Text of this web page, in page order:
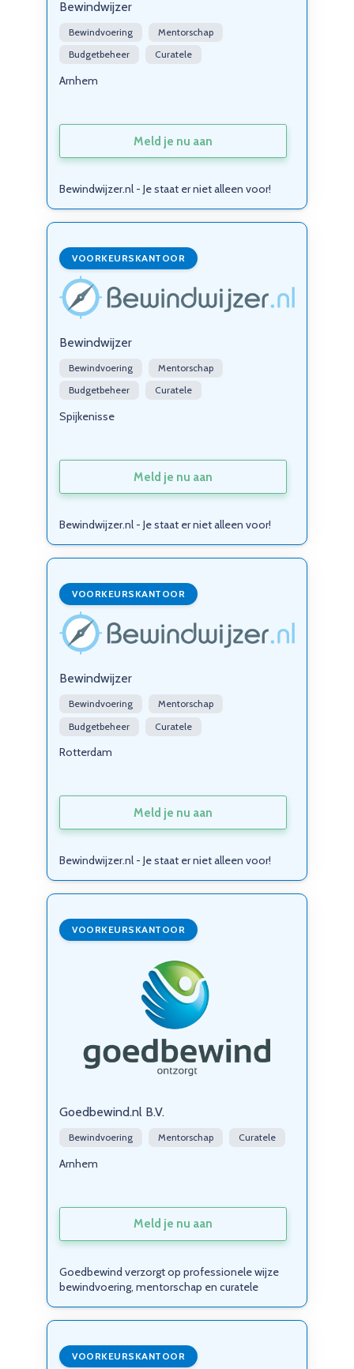
Bewindwijzer
Bewindvoering
Mentorschap
Budgetbeheer
Curatele
Arnhem
Meld je nu aan
Bewindwijzer.nl - Je staat er niet alleen voor!
VOORKEURSKANTOOR
Bewindwijzer
Bewindvoering
Mentorschap
Budgetbeheer
Curatele
Spijkenisse
Meld je nu aan
Bewindwijzer.nl - Je staat er niet alleen voor!
VOORKEURSKANTOOR
Bewindwijzer
Bewindvoering
Mentorschap
Budgetbeheer
Curatele
Rotterdam
Meld je nu aan
Bewindwijzer.nl - Je staat er niet alleen voor!
VOORKEURSKANTOOR
Goedbewind.nl B.V.
Bewindvoering Mentorschap Curatele
Arnhem
Meld je nu aan
Goedbewind verzorgt op professionele wijze
bewindvoering, mentorschap en curatele
VOORKEURSKANTOOR